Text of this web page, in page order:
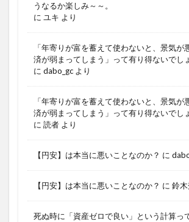
うなるか楽しみ～～。
に ユキ より
「年寄りが富を蓄えて使わないと、景気が
済が弱まってしまう」って有り得ないでし
に dabo_gc より
「年寄りが富を蓄えて使わないと、景気が
済が弱まってしまう」って有り得ないでし
に 読者 より
【円安】は本当に悪いことなのか？ に
【円安】は本当に悪いことなのか？ に 鈴
死ぬ時に「資産ゼロで良い」という計算っ